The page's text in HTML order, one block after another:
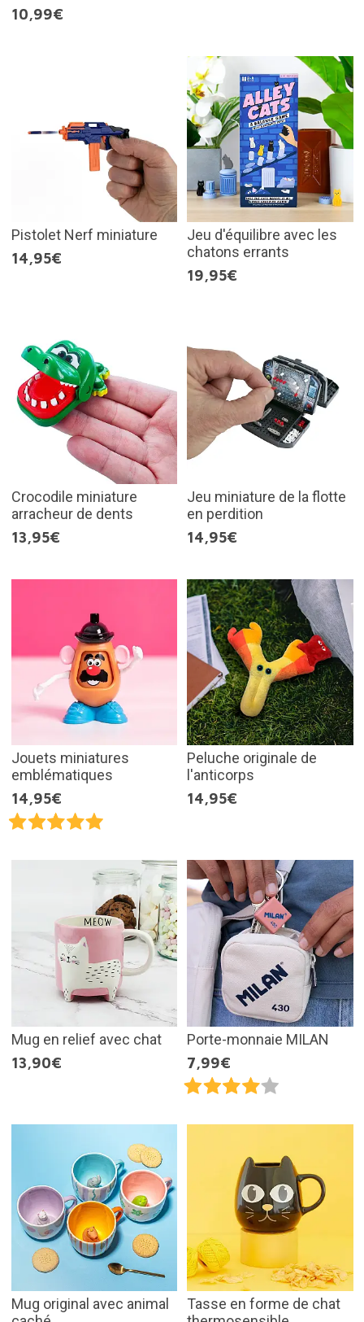
10,99€
Pistolet Nerf miniature
14,95€
Jeu d'équilibre avec les
chatons errants
19,95€
Crocodile miniature
arracheur de dents
13,95€
Jeu miniature de la flotte
en perdition
14,95€
Jouets miniatures
emblématiques
14,95€
Peluche originale de
l'anticorps
14,95€
Mug en relief avec chat
13,90€
Porte-monnaie MILAN
7,99€
Mug original avec animal
Tasse en forme de chat